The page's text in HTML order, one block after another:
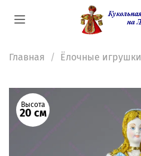
Главная Ёлочные игрушки
Высота
20 см